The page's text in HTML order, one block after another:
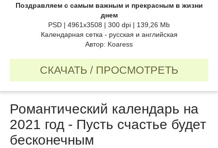
Поздравляем с самым важным и прекрасным в жизни
днем
PSD | 4961x3508 | 300 dpi | 139,26 Mb
Календарная сетка - русская и английская
Автор: Koaress
СКАЧАТЬ / ПРОСМОТРЕТЬ
Романтический календарь на
2021 год - Пусть счастье будет
бесконечным